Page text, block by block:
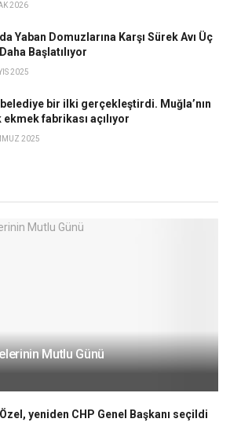
2026
Yaban Domuzlarına Karşı Sürek Avı Üç
Başlatılıyor
2025
belediye bir ilki gerçekleştirdi. Muğla’nın
fabrikası açılıyor
2025
Mutlu Günü
yeniden CHP Genel Başkanı seçildi